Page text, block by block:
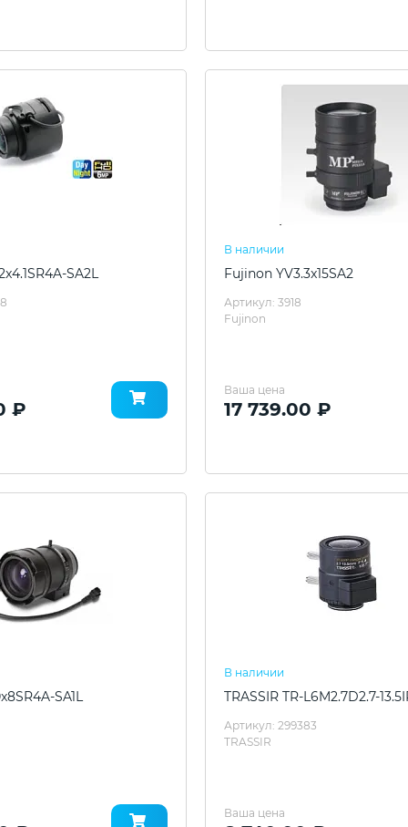
SA2L
₽
В наличии
Fujinon YV3.3x15SA2
Артикул: 3918
Fujinon
Ваша цена
17 739.00 ₽
SA1L
В наличии
TRASSIR TR-L6M2.7D2.7-
Артикул: 299383
TRASSIR
Ваша цена